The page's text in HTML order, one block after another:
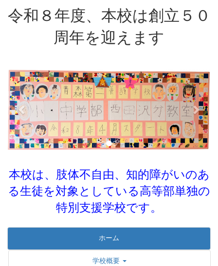
令和８年度、本校は創立５０
周年を迎えます
p
r
e
v
i
o
u
e
x
t
本校は、肢体不自由、知的障がいのあ
る生徒を対象としている高等部単独の
特別支援学校です。
ホーム
学校概要